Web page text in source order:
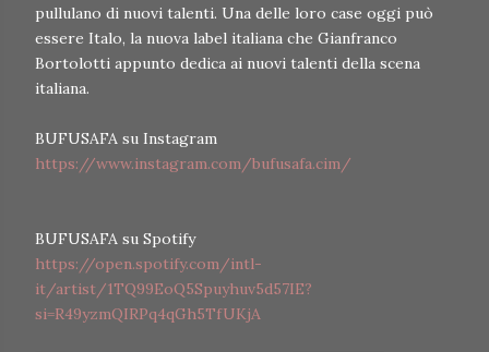
pullulano di nuovi talenti. Una delle loro case oggi può
essere Italo, la nuova label italiana che Gianfranco
Bortolotti appunto dedica ai nuovi talenti della scena
italiana.
BUFUSAFA su Instagram
https://www.instagram.com/bufusafa.cim/
BUFUSAFA su Spotify
https://open.spotify.com/intl-
it/artist/1TQ99EoQ5Spuyhuv5d57IE?
si=R49yzmQIRPq4qGh5TfUKjA